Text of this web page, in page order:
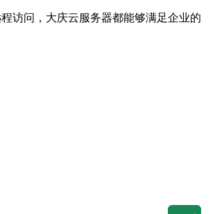
访问，大庆云服务器都能够满足企业的